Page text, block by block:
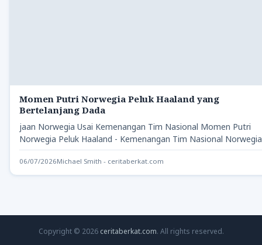
Momen Putri Norwegia Peluk Haaland yang
Bertelanjang Dada
jaan Norwegia Usai Kemenangan Tim Nasional Momen Putri
Norwegia Peluk Haaland - Kemenangan Tim Nasional Norwegia
atas Brasil…
06/07/2026Michael Smith - ceritaberkat.com
Copyright © 2026 ceritaberkat.com. All rights reserved.